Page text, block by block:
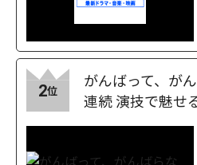
2位
がんばって、が
連続 演技で魅せ